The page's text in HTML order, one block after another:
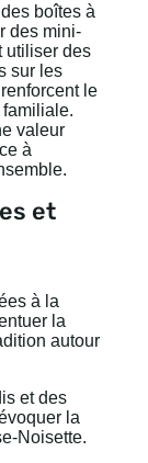
boîtes à
des mini-
utiliser des
sur les
le
valeur
à
et
à la
la
autour
et des
la
Noisette.